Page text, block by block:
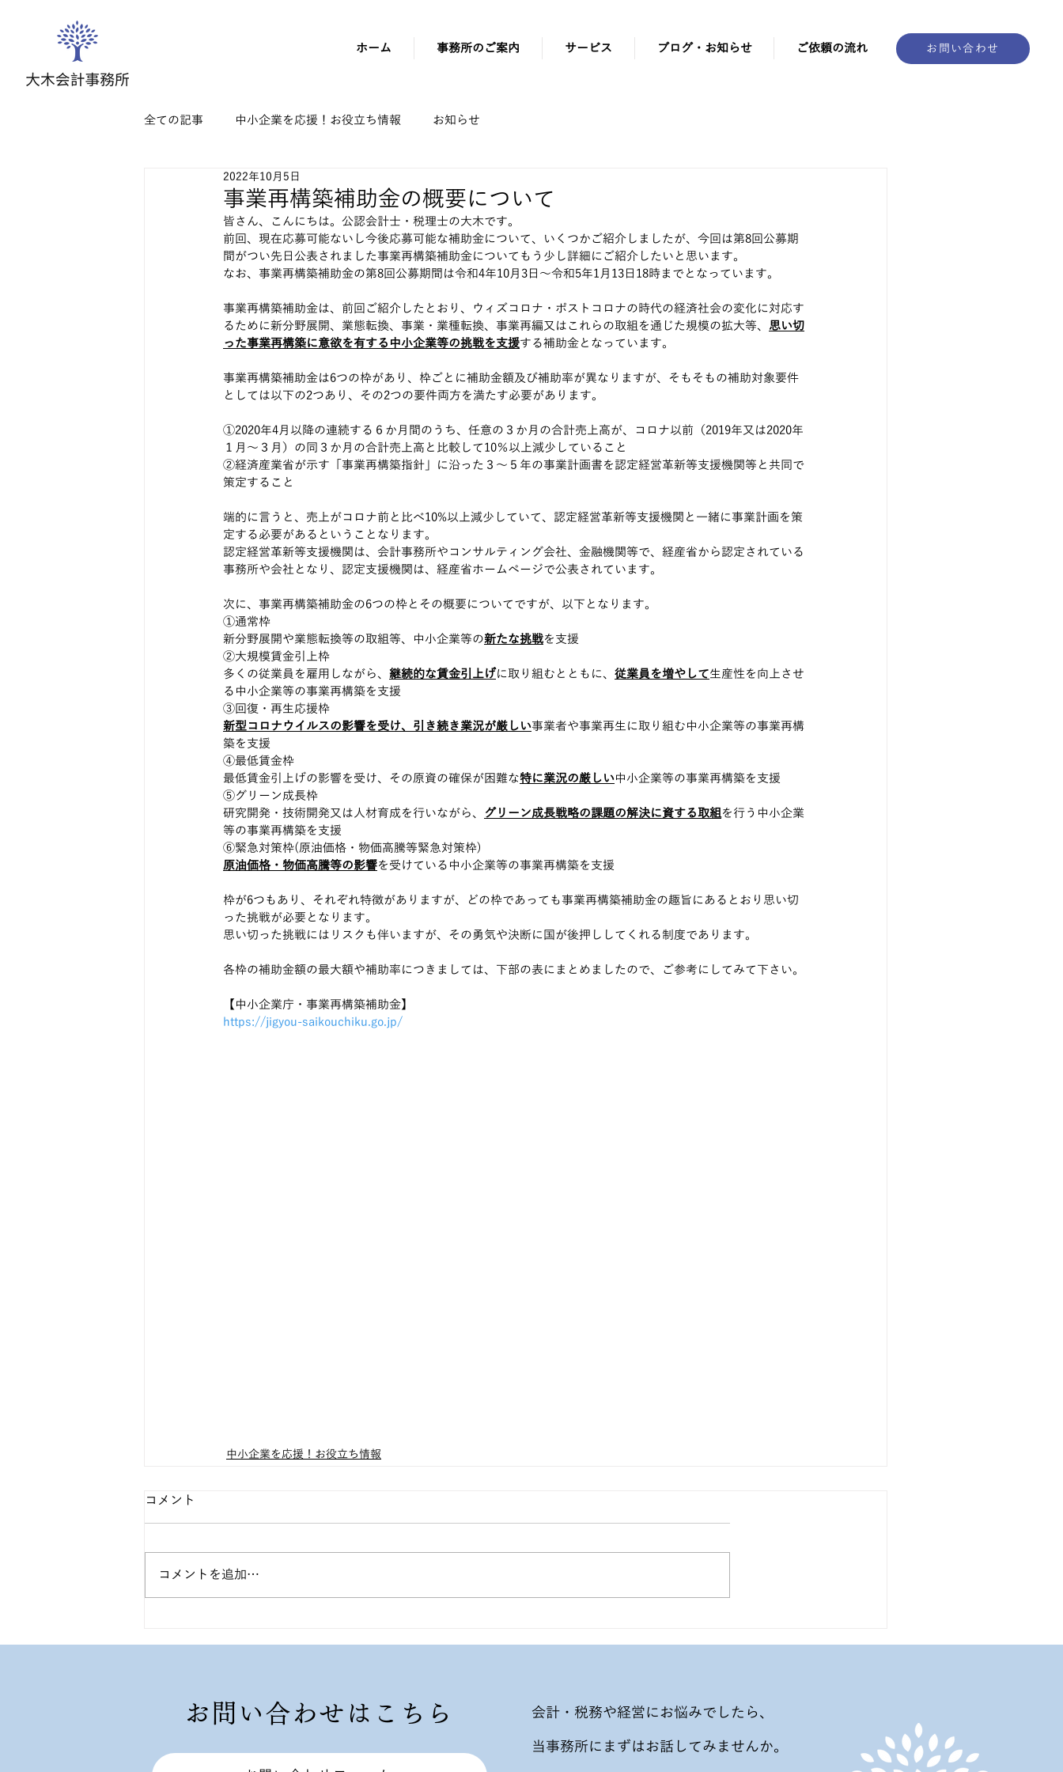
お問い合わせ
ホーム 事務所のご案内 サービス ブログ・お知らせ ご依頼の流れ
全ての記事 中小企業を応援！お役立ち情報 お知らせ
事業再構築補助金の概要について
2022年10月5日
皆さん、こんにちは。公認会計士・税理士の大木です。
前回、現在応募可能ないし今後応募可能な補助金について、いくつかご紹介しましたが、今回は第8回公募期
間がつい先日公表されました事業再構築補助金についてもう少し詳細にご紹介したいと思います。
なお、事業再構築補助金の第8回公募期間は令和4年10月3日～令和5年1月13日18時までとなっています。
事業再構築補助金は、前回ご紹介したとおり、ウィズコロナ・ポストコロナの時代の経済社会の変化に対応す
るために新分野展開、業態転換、事業・業種転換、事業再編又はこれらの取組を通じた規模の拡大等、 思い切
った事業再構築に意欲を有する中小企業等の挑戦を支援する補助金となっています。
事業再構築補助金は6つの枠があり、枠ごとに補助金額及び補助率が異なりますが、そもそもの補助対象要件
としては以下の2つあり、その2つの要件両方を満たす必要があります。
①2020年4月以降の連続する６か月間のうち、任意の３か月の合計売上高が、コロナ以前（2019年又は2020年
１月～３月）の同３か月の合計売上高と比較して10％以上減少していること
②経済産業省が示す「事業再構築指針」に沿った３～５年の事業計画書を認定経営革新等支援機関等と共同で
策定すること
端的に言うと、売上がコロナ前と比べ10%以上減少していて、認定経営革新等支援機関と一緒に事業計画を策
定する必要があるということなります。
認定経営革新等支援機関は、会計事務所やコンサルティング会社、金融機関等で、経産省から認定されている
事務所や会社となり、認定支援機関は、経産省ホームページで公表されています。
次に、事業再構築補助金の6つの枠とその概要についてですが、以下となります。
①通常枠
新分野展開や業態転換等の取組等、中小企業等の新たな挑戦を支援
②大規模賃金引上枠
多くの従業員を雇用しながら、 継続的な賃金引上げに取り組むとともに、 従業員を増やして生産性を向上させ
る中小企業等の事業再構築を支援
③回復・再生応援枠
新型コロナウイルスの影響を受け、引き続き業況が厳しい事業者や事業再生に取り組む中小企業等の事業再構
築を支援
④最低賃金枠
最低賃金引上げの影響を受け、その原資の確保が困難な特に業況の厳しい中小企業等の事業再構築を支援
⑤グリーン成長枠
研究開発・技術開発又は人材育成を行いながら、 グリーン成長戦略の課題の解決に資する取組 を行う中小企業
等の事業再構築を支援
⑥緊急対策枠(原油価格・物価高騰等緊急対策枠)
原油価格・物価高騰等の影響を受けている中小企業等の事業再構築を支援
枠が6つもあり、それぞれ特徴がありますが、どの枠であっても事業再構築補助金の趣旨にあるとおり思い切
った挑戦が必要となります。
思い切った挑戦にはリスクも伴いますが、その勇気や決断に国が後押ししてくれる制度であります。
各枠の補助金額の最大額や補助率につきましては、下部の表にまとめましたので、ご参考にしてみて下さい。
【中小企業庁・事業再構築補助金】
https://jigyou-saikouchiku.go.jp/
中小企業を応援！お役立ち情報
コメント
コメントを追加…
お問い合わせはこちら 会計・税務や経営にお悩みでしたら、
当事務所にまずはお話してみませんか。